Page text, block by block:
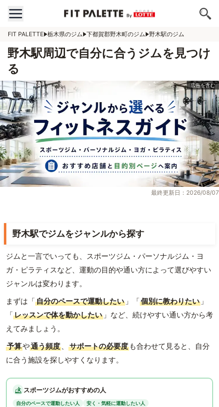
FIT PALETTE 栃木県のジム 下都賀郡野木町のジム 野木駅のジム
野木駅周辺で自分に合うジムを見つけ
る
最終更新日：2026/08/07
野木駅でジムをジャンルから探す
ジムと一言でいっても、スポーツジム・パーソナルジム・ヨ
ガ・ピラティスなど、運動の目的や通い方によって選びやすい
ジャンルは変わります。
まずは「自分のペースで運動したい 」「個別に教わりたい 」
「レッスンで体を動かしたい 」など、続けやすい通い方から考
えてみましょう。
予算や通う頻度 、 サポートの必要度 も合わせて見ると、自分
に合う施設を探しやすくなります。
スポーツジムがおすすめの人
自分のペースで運動したい人
安く・気軽に運動したい人